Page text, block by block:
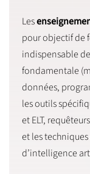
Les
pour objectif de
indispensable
fondamentale
données,
les outils
et ELT,
et les
d’intelligence